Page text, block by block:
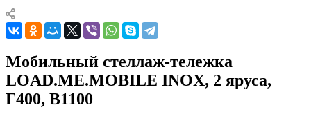
Мобильный стеллаж-тележка
LOAD.ME.MOBILE INOX, 2 яруса,
Г400, В1100